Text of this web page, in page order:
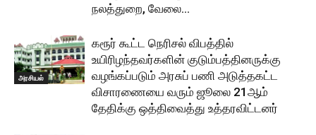
நலத்துறை, வேலை...
அரசியல்
கரூர் கூட்ட நெரிசல் விபத்தில்
உயிரிழந்தவர்களின் குடும்பத்தினருக்கு
வழங்கப்படும் அரசுப் பணி அடுத்தகட்ட
விசாரணையை வரும் ஜூலை 21ஆம்
தேதிக்கு ஒத்திவைத்து உத்தரவிட்டனர்